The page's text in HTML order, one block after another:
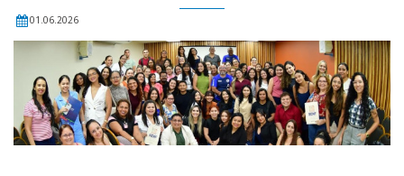
01.06.2026